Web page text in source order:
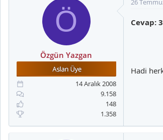
Ö
Özgün Yazgan
14 Aralık 2008
9.158
148
1.358
Cevap:
Hadi